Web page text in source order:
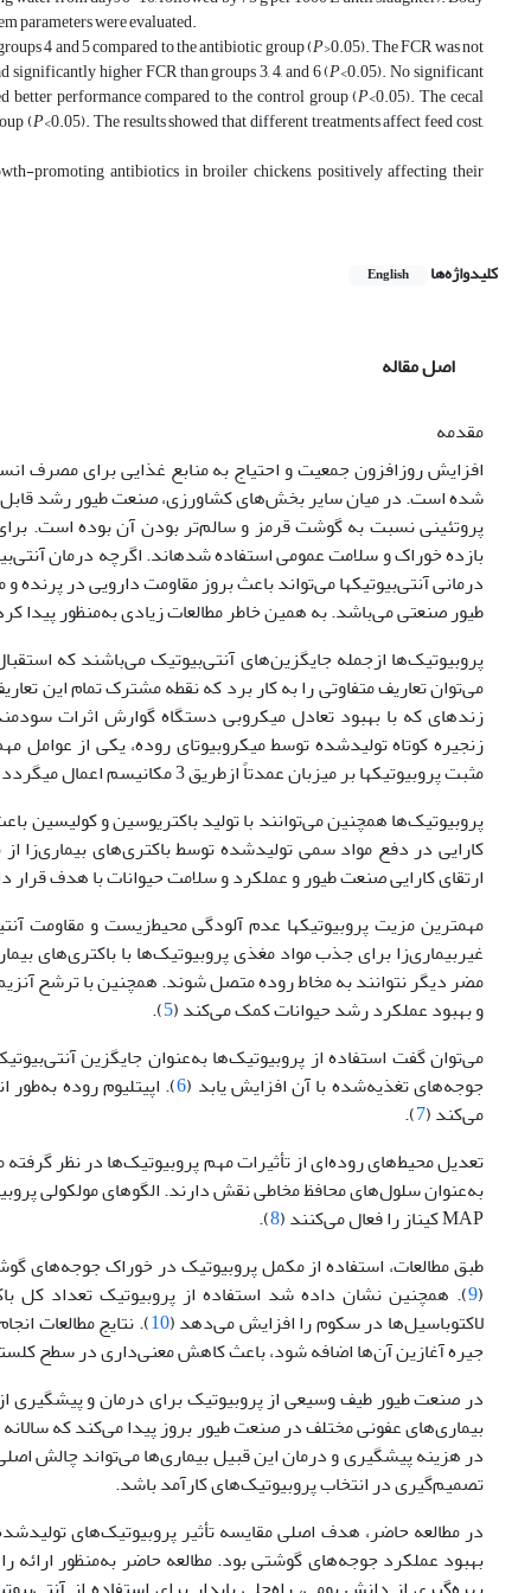
parameters were evaluated.
4 and 5 compared to the antibiotic group (P>0.05). The FCR was not
significantly higher FCR than groups 3, 4, and 6 (P<0.05). No significant
better performance compared to the control group (P<0.05). The cecal
(P<0.05). The results showed that different treatments affect feed cost,
promoting antibiotics in broiler chickens, positively affecting their
کلیدواژه‌ها English
اصل مقاله
مقدمه
افزایش روز‌افزون جمعیت و احتیاج به منابع غذایی برای مصرف
شده است. در میان سایر بخش‌های کشاورزی، صنعت طیور رشد
پروتئینی نسبت به گوشت قرمز و سالم‌تر بودن آن بوده است.
درمانی آنتی‌بیوتیک‏ها می‌تواند باعث بروز مقاومت دارویی در
طیور صنعتی می‌باشد. به همین خاطر مطالعات زیادی به‌منظور
پروبیوتیک‌ها از‌جمله جایگزین‌های آنتی‌بیوتیک می‌باشند که
می‌توان تعاریف متفاوتی را به کار برد که نقطه مشترک تمام این
زنده‏ای که با بهبود تعادل میکروبی دستگاه گوارش اثرات
زنجیره کوتاه تولید‌شده توسط میکروبیوتای روده، یکی از
مثبت پروبیوتیک‏ها بر میزبان عمدتاً از‌طریق 3 مکانیسم اعمال می‏گردد که شامل حذف رقابتی، ضدیت باکتریایی و تحریک سیستم ایمنی می‏باشد (
پروبیوتیک‌ها همچنین می‌توانند با تولید باکتریوسین و کولیسین
کارایی در دفع مواد سمی تولید‌شده توسط باکتری‌های بیماری‌زا
ارتقای کارایی صنعت طیور و عملکرد و سلامت حیوانات با هدف
مهم‏ترین مزیت پروبیوتیک‏ها عدم آلودگی محیط‌زیست و مقاومت
غیربیماری‌زا برای جذب مواد مغذی پروبیوتیک‌ها با باکتری‌های
و بهبود عملکرد رشد حیوانات کمک می‌کند (5
).
می‌توان گفت استفاده از پروبیوتیک‌ها به‌عنوان جایگزین
جوجه‌های تغذیه‌شده با آن افزایش یابد (6). اپیتلیوم روده
می‌کند‌ (7
).
تعدیل محیط‌های روده‌ای از تأثیرات مهم پروبیوتیک‌ها در نظر
MAP کیناز را فعال می‌کنند (
8
).
(
9
لاکتوباسیل‌ها در سکوم را افزایش می‌دهد (10). نتایج مطالعات
جیره آغازین آن‌ها اضافه شود، باعث کاهش معنی‌داری در سطح
در صنعت طیور طیف وسیعی از پروبیوتیک برای درمان و پیشگیری
بیماری‌‌های عفونی مختلف در صنعت طیور بروز پیدا می‌کند که
در هزینه پیشگیری و درمان این قبیل بیماری‌ها می‌تواند چالش
تصمیم‌گیری در انتخاب پروبیوتیک‌های کارآمد باشد.
در مطالعه حاضر، هدف اصلی مقایسه تأثیر پروبیوتیک‌های
بهبود عملکرد جوجه‌های گوشتی بود. مطالعه حاضر به‌منظور